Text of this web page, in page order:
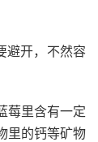
避开，不然容
莓里含有一定
里的钙等矿物